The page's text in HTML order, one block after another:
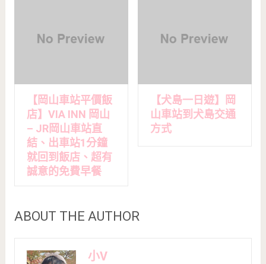
【岡山車站平價飯
店】VIA INN 岡山
– JR岡山車站直
結、出車站1分鐘
就回到飯店、超有
誠意的免費早餐
【犬島一日遊】岡
山車站到犬島交通
方式
ABOUT THE AUTHOR
小V